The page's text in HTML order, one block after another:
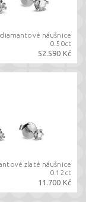
náušnice
0.50ct
52.590 Kč
zlaté náušnice
0.12ct
11.700 Kč